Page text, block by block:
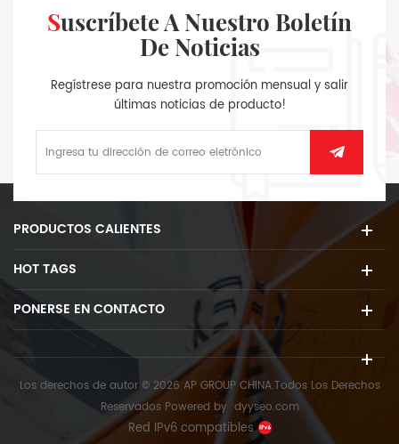
Suscríbete A Nuestro Boletín
De Noticias
Regístrese para nuestra promoción mensual y salir
últimas noticias de producto!
PRODUCTOS CALIENTES
HOT TAGS
PONERSE EN CONTACTO
Los derechos de autor © 2026 AP GROUP CHINA.Todos Los Derechos
Reservados Powered by :dyyseo.com
Red IPv6 compatibles